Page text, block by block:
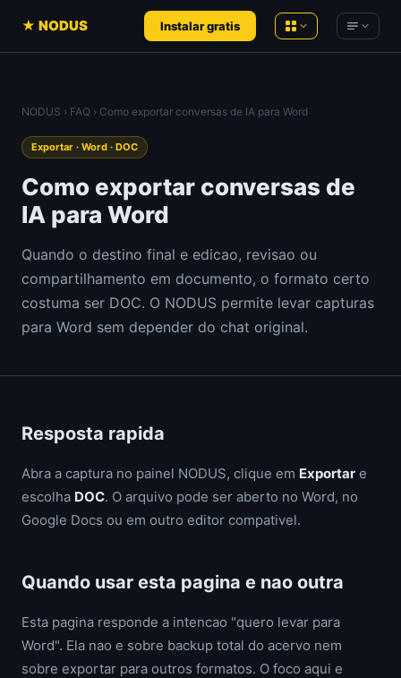
★ NODUS Instalar gratis
Conversas de IA em conhecimento
Ranking de vídeos do YouTube, ao vivo
PH Radar
Product Hunt, com histórico
Workspace
Notas, documentos e arquivos no
Product Hunt — Análises ao vivo
YouTube— Análises ao vivo
Comunidades
Ferramentas recomendadas
NODUS › FAQ › Como exportar conversas de IA para Word
Exportar · Word · DOC
Como exportar conversas de
IA para Word
Quando o destino final e edicao, revisao ou
compartilhamento em documento, o formato certo
costuma ser DOC. O NODUS permite levar capturas
para Word sem depender do chat original.
Resposta rapida
Abra a captura no painel NODUS, clique em Exportar e
escolha DOC. O arquivo pode ser aberto no Word, no
Google Docs ou em outro editor compativel.
Quando usar esta pagina e nao outra
Esta pagina responde a intencao "quero levar para
Word". Ela nao e sobre backup total do acervo nem
sobre exportar para outros formatos. O foco aqui e